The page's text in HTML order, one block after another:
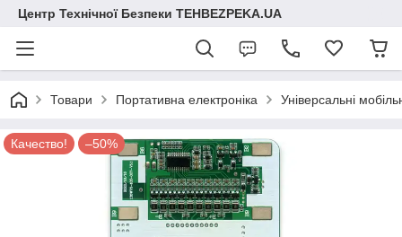
Центр Технічної Безпеки TEHBEZPEKA.UA
Товари Портативна електроніка Універсальні
Качество! –50%